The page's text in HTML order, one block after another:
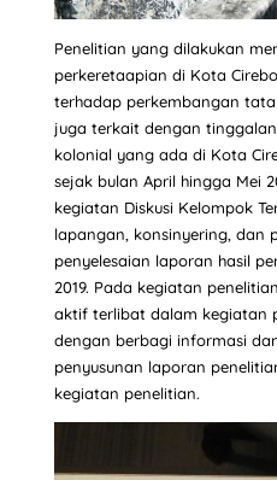
Penelitian yang dilakukan
perkeretaapian di Kota
terhadap perkembangan
juga terkait dengan
kolonial yang ada di Kota
sejak bulan April hingga Mei
kegiatan Diskusi Kelompok
lapangan, konsinyering, dan
penyelesaian laporan hasil
2019. Pada kegiatan
aktif terlibat dalam kegiatan
dengan berbagi informasi
penyusunan laporan
kegiatan penelitian.